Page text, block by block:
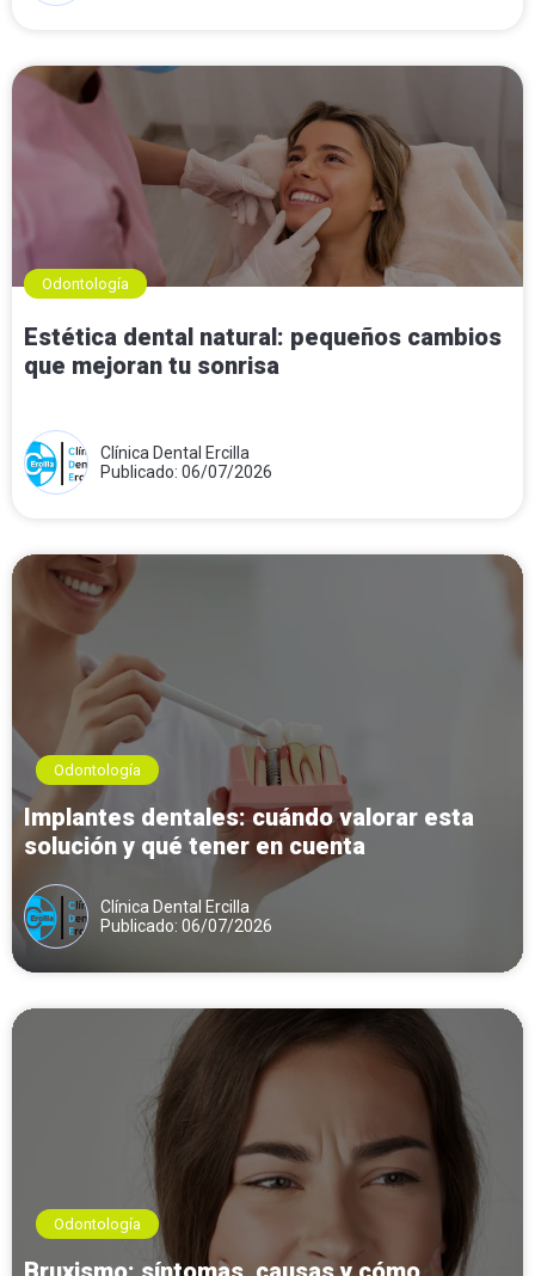
Odontología
Estética dental natural: pequeños cambios
que mejoran tu sonrisa
Clínica Dental Ercilla
Publicado: 06/07/2026
Odontología
Implantes dentales: cuándo valorar esta
solución y qué tener en cuenta
Clínica Dental Ercilla
Publicado: 06/07/2026
Odontología